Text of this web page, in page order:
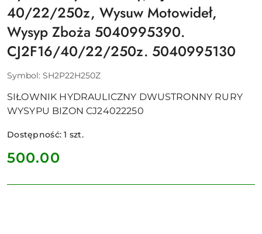
40/22/250z, Wysuw Motowideł,
Wysyp Zboża 5040995390.
CJ2F16/40/22/250z. 5040995130
Symbol: SH2P22H250Z
SIŁOWNIK HYDRAULICZNY DWUSTRONNY RURY
WYSYPU BIZON CJ24022250
Dostępność:1 szt.
cena:
500.00